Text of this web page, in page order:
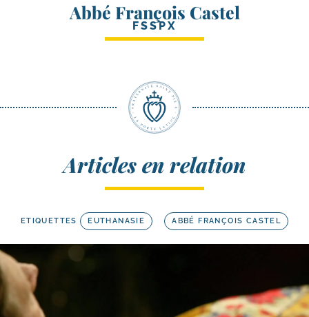
Abbé François Castel
FSSPX
Articles en relation
ETIQUETTES EUTHANASIE ABBÉ FRANÇOIS CASTEL